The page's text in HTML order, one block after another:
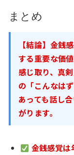
まとめ
【結論】金銭
する重要な価
感じ取り、真
の「こんなは
あっても話し
がります。
金銭感覚は